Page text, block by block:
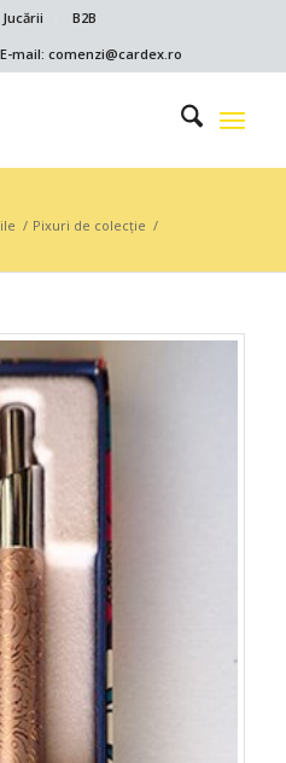
B2B
mail: comenzi@cardex.ro
/ Pixuri de colecție /